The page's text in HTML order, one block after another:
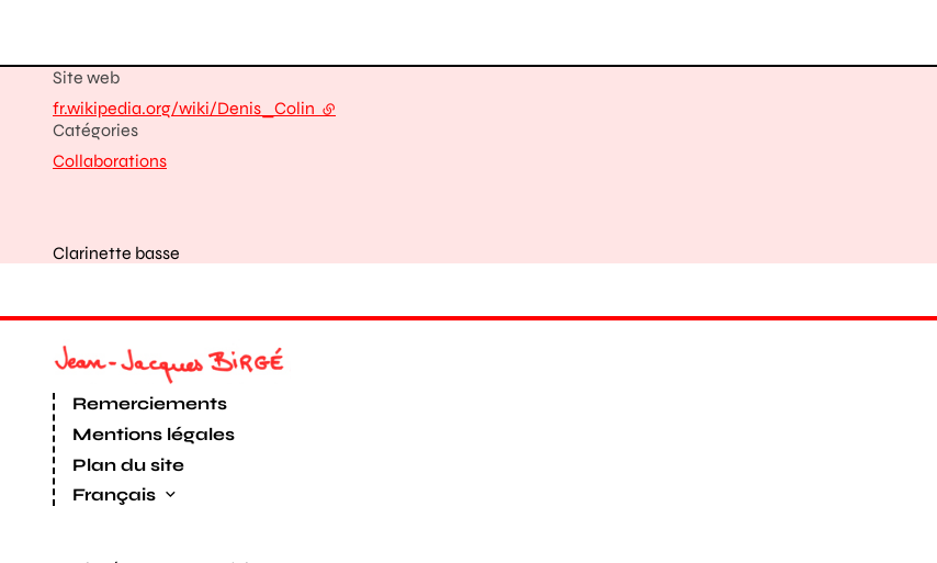
Catégories
Collaborations
Site web
fr.wikipedia.org/wiki/Denis_Colin - lien externe
Clarinette basse
Remerciements
Mentions légales
Plan du site
Français